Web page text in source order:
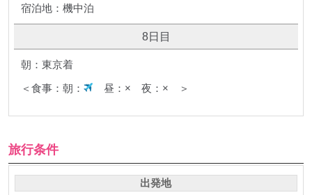
宿泊地：機中泊
8日目
朝：東京着
＜食事：朝：
昼：× 夜：× ＞
旅行条件
出発地